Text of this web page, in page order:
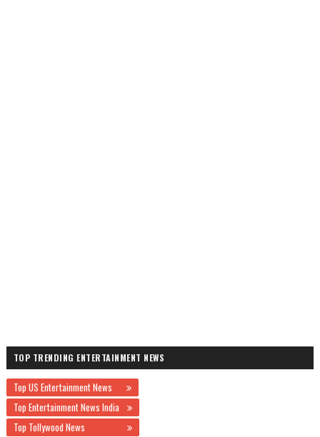
TOP TRENDING ENTERTAINMENT NEWS
Top US Entertainment News
Top Entertainment News India
Top Tollywood News